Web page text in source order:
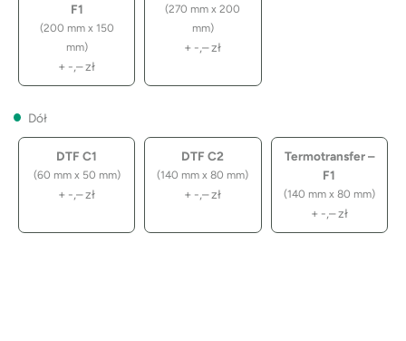
F1
(200 mm x 150
mm)
+ -,–zł
(270 mm x 200
mm)
+ -,–zł
Dół
DTF C1
(60 mm x 50 mm)
+ -,–zł
DTF C2
(140 mm x 80 mm)
+ -,–zł
Termotransfer –
F1
(140 mm x 80 mm)
+ -,–zł